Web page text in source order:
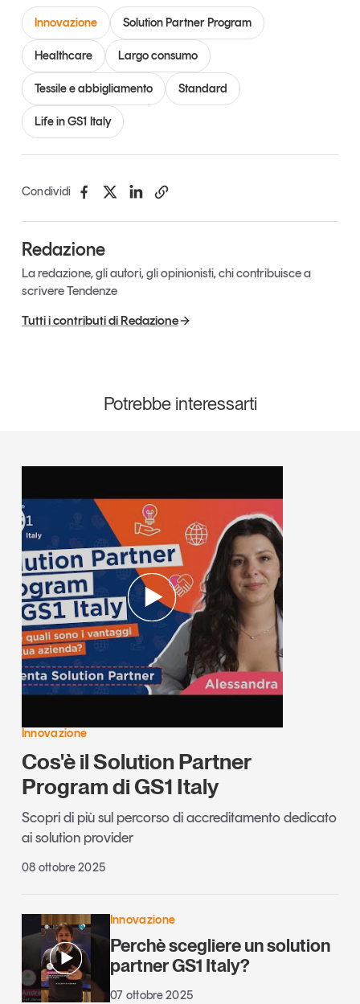
Innovazione Solution Partner Program
Healthcare Largo consumo
Tessile e abbigliamento Standard
Life in GS1 Italy
Condividi
Redazione
La redazione, gli autori, gli opinionisti, chi contribuisce a
scrivere Tendenze
Tutti i contributi di Redazione
Potrebbe interessarti
Innovazione
Cos'è il Solution Partner
Program di GS1 Italy
Scopri di più sul percorso di accreditamento dedicato
ai solution provider
08 ottobre 2025
Innovazione
Perchè scegliere un solution
partner GS1 Italy?
07 ottobre 2025